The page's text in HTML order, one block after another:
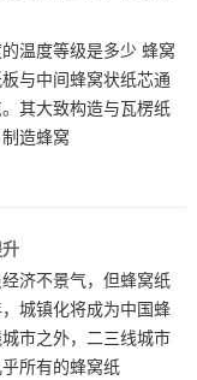
温度等级是多少 蜂窝
与中间蜂窝状纸芯通
其大致构造与瓦楞纸
造蜂窝
济不景气，但蜂窝纸
城镇化将成为中国蜂
市之外，二三线城市
所有的蜂窝纸